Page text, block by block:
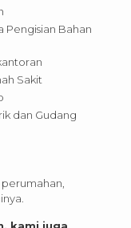
Pengisian Bahan
Sakit
dan Gudang
kami juga